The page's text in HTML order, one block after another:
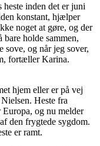
inden det er juni
konstant, hjælper
noget at gøre, og der
holde sammen,
og når jeg sover,
fortæller Karina.
hjem eller er på vej
Heste fra
og nu melder
den frygtede sygdom.
er ramt.